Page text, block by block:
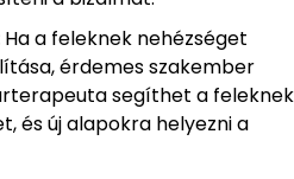
Ha a feleknek nehézséget
érdemes szakember
segíthet a feleknek
és új alapokra helyezni a